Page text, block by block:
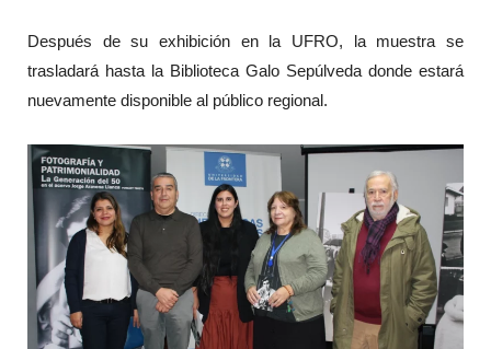
Después de su exhibición en la UFRO, la muestra se
trasladará hasta la Biblioteca Galo Sepúlveda donde estará
nuevamente disponible al público regional.